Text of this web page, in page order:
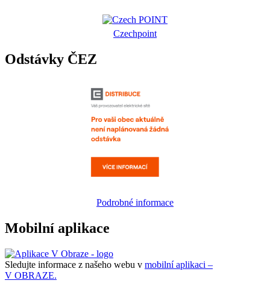
Czechpoint
Odstávky ČEZ
Podrobné informace
Mobilní aplikace
Sledujte informace z našeho webu v mobilní aplikaci –
V OBRAZE.